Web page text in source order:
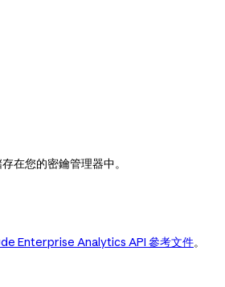
在您的密鑰管理器中。
Enterprise Analytics API 參考文件。